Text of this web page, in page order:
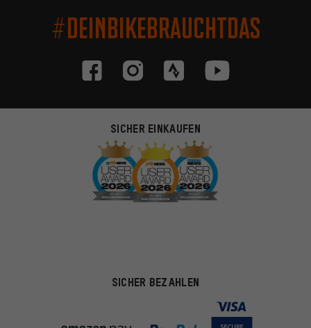
#DEINBIKEBRAUCHTDAS
SICHER EINKAUFEN
SICHER BEZAHLEN